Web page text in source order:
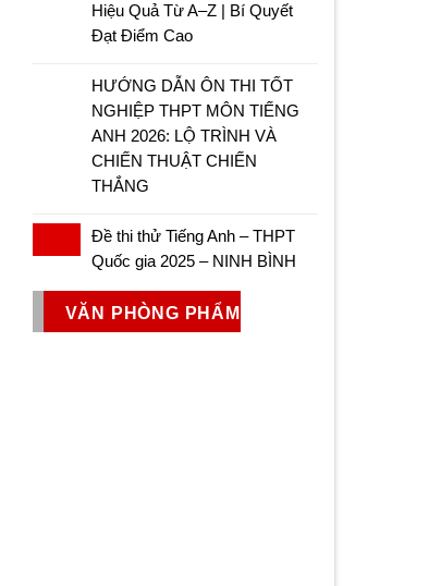
Hiệu Quả Từ A–Z | Bí Quyết
Đạt Điểm Cao
HƯỚNG DẪN ÔN THI TỐT
NGHIỆP THPT MÔN TIẾNG
ANH 2026: LỘ TRÌNH VÀ
CHIẾN THUẬT CHIẾN
THẮNG
Đề thi thử Tiếng Anh – THPT
Quốc gia 2025 – NINH BÌNH
VĂN PHÒNG PHẨM